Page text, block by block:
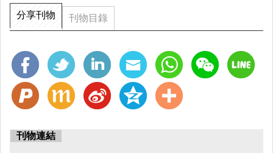
分享刊物 刊物目錄
刊物連結